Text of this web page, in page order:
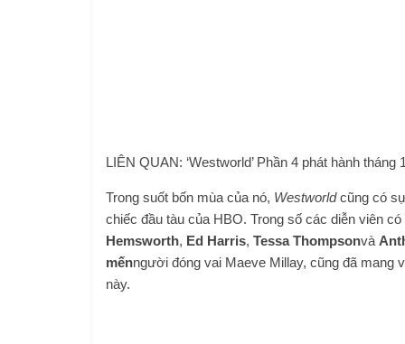
LIÊN QUAN: ‘Westworld’ Phần 4 phát hành
Trong suốt bốn mùa của nó, Westworldcũng có
chiếc đầu tàu của HBO. Trong số các diễn viên có
Hemsworth, Ed Harris, Tessa Thompsonvà
mếnngười đóng vai Maeve Millay, cũng đã mang
này.